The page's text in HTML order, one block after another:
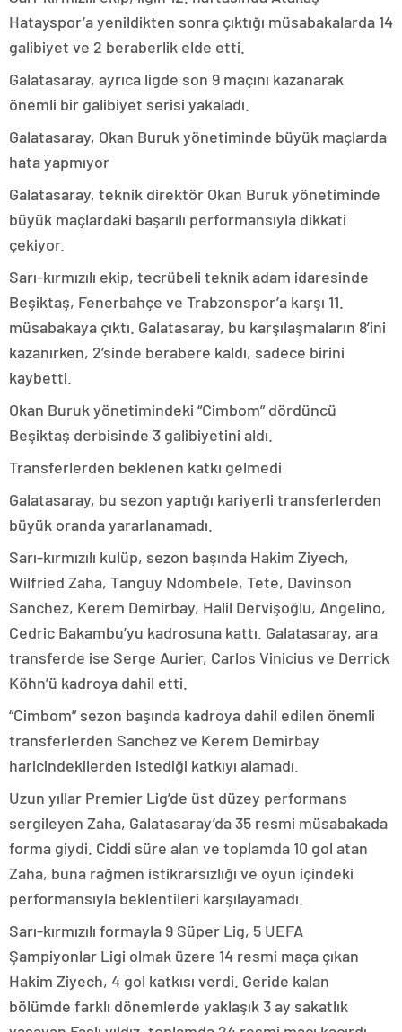
Hatayspor’a yenildikten sonra çıktığı müsabakalarda 14
galibiyet ve 2 beraberlik elde etti.
Galatasaray, ayrıca ligde son 9 maçını kazanarak
önemli bir galibiyet serisi yakaladı.
Galatasaray, Okan Buruk yönetiminde büyük maçlarda
hata yapmıyor
Galatasaray, teknik direktör Okan Buruk yönetiminde
büyük maçlardaki başarılı performansıyla dikkati
çekiyor.
Sarı-kırmızılı ekip, tecrübeli teknik adam idaresinde
Beşiktaş, Fenerbahçe ve Trabzonspor’a karşı 11.
müsabakaya çıktı. Galatasaray, bu karşılaşmaların 8’ini
kazanırken, 2’sinde berabere kaldı, sadece birini
kaybetti.
Okan Buruk yönetimindeki “Cimbom” dördüncü
Beşiktaş derbisinde 3 galibiyetini aldı.
Transferlerden beklenen katkı gelmedi
Galatasaray, bu sezon yaptığı kariyerli transferlerden
büyük oranda yararlanamadı.
Sarı-kırmızılı kulüp, sezon başında Hakim Ziyech,
Wilfried Zaha, Tanguy Ndombele, Tete, Davinson
Sanchez, Kerem Demirbay, Halil Dervişoğlu, Angelino,
Cedric Bakambu’yu kadrosuna kattı. Galatasaray, ara
transferde ise Serge Aurier, Carlos Vinicius ve Derrick
Köhn’ü kadroya dahil etti.
“Cimbom” sezon başında kadroya dahil edilen önemli
transferlerden Sanchez ve Kerem Demirbay
haricindekilerden istediği katkıyı alamadı.
Uzun yıllar Premier Lig’de üst düzey performans
sergileyen Zaha, Galatasaray’da 35 resmi müsabakada
forma giydi. Ciddi süre alan ve toplamda 10 gol atan
Zaha, buna rağmen istikrarsızlığı ve oyun içindeki
performansıyla beklentileri karşılayamadı.
Sarı-kırmızılı formayla 9 Süper Lig, 5 UEFA
Şampiyonlar Ligi olmak üzere 14 resmi maça çıkan
Hakim Ziyech, 4 gol katkısı verdi. Geride kalan
bölümde farklı dönemlerde yaklaşık 3 ay sakatlık